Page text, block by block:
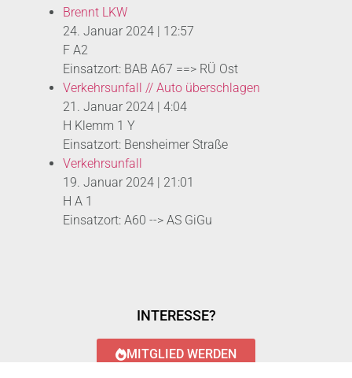
Brennt LKW
24. Januar 2024 | 12:57
F A2
Einsatzort: BAB A67 ==> RÜ Ost
Verkehrsunfall // Auto überschlagen
21. Januar 2024 | 4:04
H Klemm 1 Y
Einsatzort: Bensheimer Straße
Verkehrsunfall
19. Januar 2024 | 21:01
H A 1
Einsatzort: A60 --> AS GiGu
INTERESSE?
MITGLIED WERDEN